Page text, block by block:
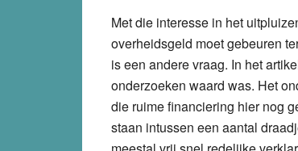
Met die interesse in het
overheidsgeld moet gebeuren
is een andere vraag. In het
onderzoeken waard was. Het
die ruime financiering hier nog
staan intussen een aantal